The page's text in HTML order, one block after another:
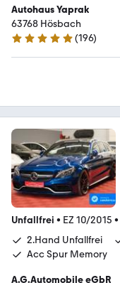
Autohaus Yaprak
63768 Hösbach
4.8 Sterne
(196)
Unfallfrei • EZ 10/2015 •
2.Hand Unfallfrei
Acc Spur Memory
A.G.Automobile eGbR